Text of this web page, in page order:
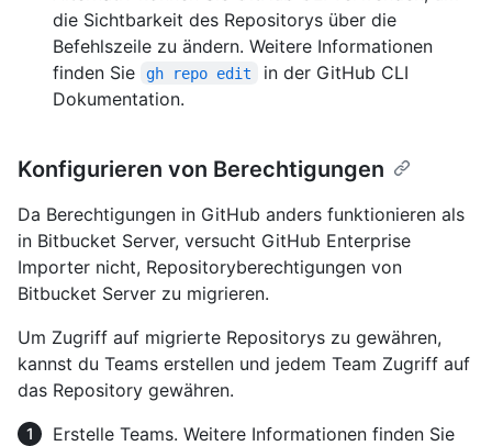
die Sichtbarkeit des Repositorys über die
Befehlszeile zu ändern. Weitere Informationen
finden Sie
gh repo edit
in der GitHub CLI
Dokumentation.
Konfigurieren von Berechtigungen
Da Berechtigungen in GitHub anders funktionieren als
in Bitbucket Server, versucht GitHub Enterprise
Importer nicht, Repositoryberechtigungen von
Bitbucket Server zu migrieren.
Um Zugriff auf migrierte Repositorys zu gewähren,
kannst du Teams erstellen und jedem Team Zugriff auf
das Repository gewähren.
Erstelle Teams. Weitere Informationen finden Sie